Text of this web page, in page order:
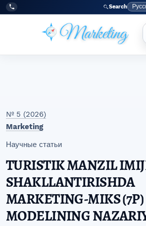
Перейти к главному меню навигации
Перейти к основному контенту
Перейти к нижнему колонтитулу
Tel:
+998977838464 Search
№ 5 (2026)
Marketing
Научные статьи
TURISTIK MANZIL
SHAKLLANTIRISHDA
MARKETING-MIKS (7P)
MODELINING